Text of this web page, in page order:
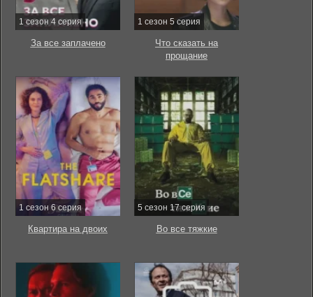
1 сезон 4 серия
За все заплачено
1 сезон 5 серия
Что сказать на
прощание
1 сезон 6 серия
Квартира на двоих
5 сезон 17 серия
Во все тяжкие